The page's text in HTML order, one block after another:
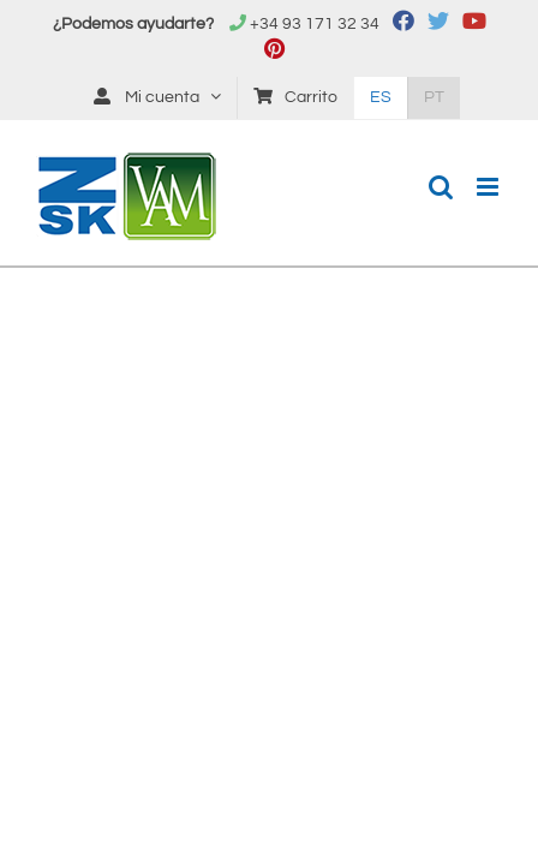
¿Podemos ayudarte? +34 93 171 32 34
Mi cuenta Carrito ES PT